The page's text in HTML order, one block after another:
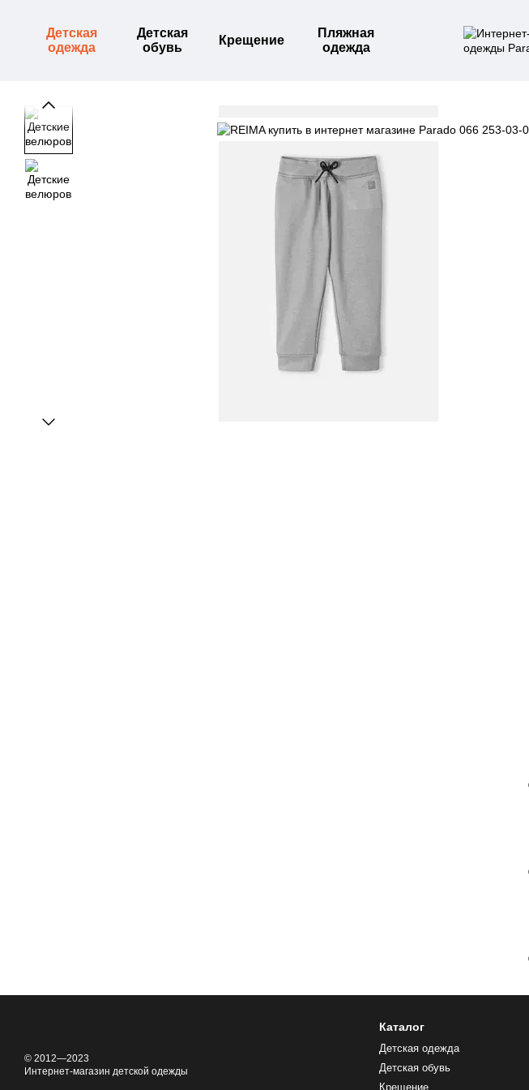
Детская
одежда
Детская
обувь
Крещение
Пляжная
одежда
© 2012—2023
Интернет-магазин детской одежды
Каталог
Детская одежда
Детская обувь
Крещение